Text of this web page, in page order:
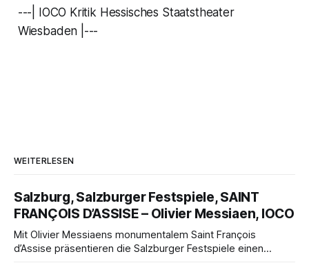
---| IOCO Kritik Hessisches Staatstheater
Wiesbaden |---
WEITERLESEN
Salzburg, Salzburger Festspiele, SAINT
FRANÇOIS D’ASSISE – Olivier Messiaen, IOCO
Mit Olivier Messiaens monumentalem Saint François
d’Assise präsentieren die Salzburger Festspiele einen